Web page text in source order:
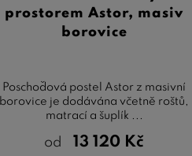
prostorem Astor, masiv
borovice
Poschoďová postel Astor z masivní
borovice je dodávána včetně roštů,
matrací a šuplík ...
od 13 120 Kč